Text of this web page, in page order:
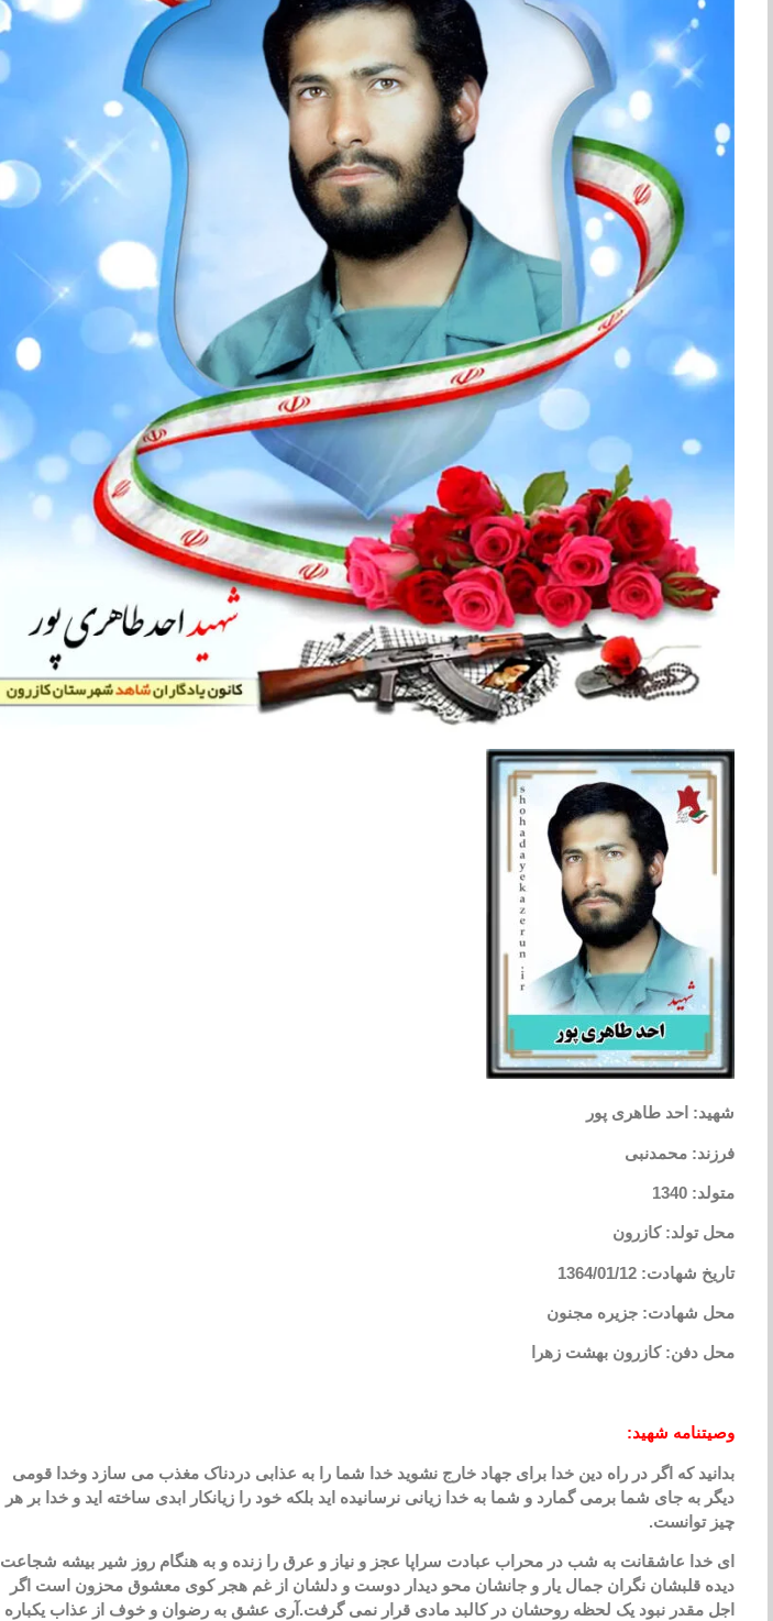
شهید: احد طاهری پور
فرزند: محمدنبی
متولد: 1340
محل تولد: کازرون
تاریخ شهادت: 1364/01/12
محل شهادت: جزیره مجنون
محل دفن: کازرون بهشت زهرا
وصیتنامه شهید:
بدانید که اگر در راه دین خدا برای جهاد خارج نشوید خدا شما را به عذابی دردناک مغذب می سازد وخدا قومی
دیگر به جای شما برمی گمارد و شما به خدا زیانی نرسانیده اید بلکه خود را زیانکار ابدی ساخته اید و خدا بر هر
چیز توانست.
ای خدا عاشقانت به شب در محراب عبادت سراپا عجز و نیاز و عرق را زنده و به هنگام روز شیر بیشه شجاعت
دیده قلبشان نگران جمال یار و جانشان محو دیدار دوست و دلشان از غم هجر کوی معشوق محزون است اگر
اجل مقدر نبود یک لحظه روحشان در کالبد مادی قرار نمی گرفت.آری عشق به رضوان و خوف از عذاب یکباره